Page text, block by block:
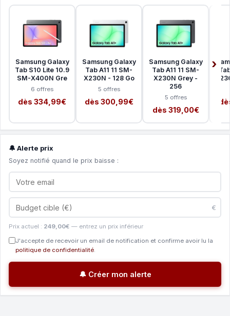
Samsung Galaxy
Tab S10 Lite 10.9
SM-X400N Gre
6 offres
dès 334,99€
Samsung Galaxy
Tab A11 11 SM-
X230N - 128 Go
5 offres
dès 300,99€
Samsung Galaxy
Tab A11 11 SM-
X230N Grey -
256
5 offres
dès 319,00€
🔔 Alerte prix
Soyez notifié quand le prix baisse :
€
Prix actuel : 249,00€ — entrez un prix inférieur
J'accepte de recevoir un email de notification et confirme avoir lu la
politique de confidentialité.
🔔 Créer mon alerte